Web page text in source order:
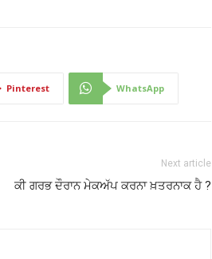
Pinterest WhatsApp
Next article
ਕੀ ਗਰਭ ਦੌਰਾਨ ਮੇਕਅੱਪ ਕਰਨਾ ਖ਼ਤਰਨਾਕ ਹੈ ?